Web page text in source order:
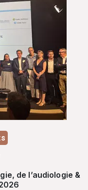
de l’audiologie &